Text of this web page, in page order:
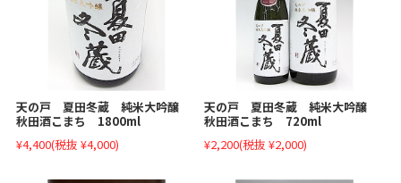
天の戸 夏田冬蔵 純米大吟醸
秋田酒こまち 1800ml
¥4,400(税抜 ¥4,000)
天の戸 夏田冬蔵 純米大吟醸
秋田酒こまち 720ml
¥2,200(税抜 ¥2,000)